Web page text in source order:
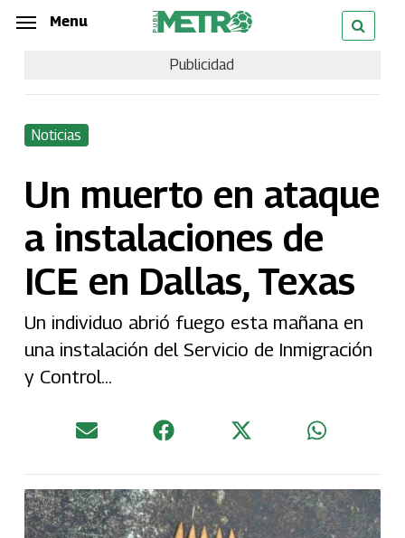
Skip
content
Menu
Publicidad
Noticias
Un muerto en ataque
a instalaciones de
ICE en Dallas, Texas
Un individuo abrió fuego esta mañana en
una instalación del Servicio de Inmigración
y Control...
Menu